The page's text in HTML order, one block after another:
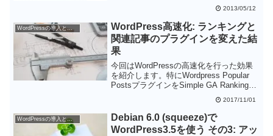
はHDDに比べてかなり高速なので、
WordPressのパフォーマンスの向上が期
待できます。
2013/05/12
WordPressの導入と設定
WordPress高速化: ランキングと
関連記事のプラグインを変えた結
果
今回はWordPressの高速化を行った効果
を紹介します。特にWordpress Popular
PostsプラグインをSimple GA Rankingプ
ラグインに変更した効果は非常に大きか
ったと思います。実際にデータベースへ
のアクセス数は激減しており、負荷が下
がったことがわかります。
2017/11/01
WordPressの導入と設定
Debian 6.0 (squeeze)で
WordPress3.5を使う その3: アッ